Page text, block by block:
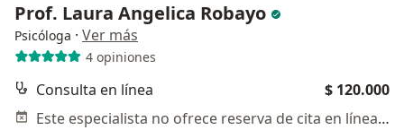
Prof. Laura Angelica Robayo
Psicóloga · Ver más
4 opiniones
Consulta en línea
$ 120.000
Este especialista no ofrece reserva de cita en línea en esta dirección.